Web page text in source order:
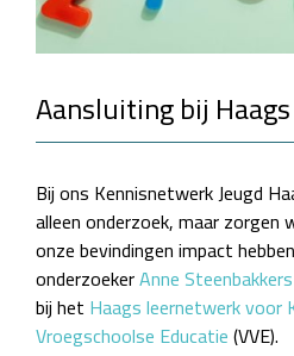
Aansluiting bij
Bij ons Kennisnetwerk Jeugd
alleen onderzoek, maar
onze bevindingen impact
onderzoekerAnne Steenbakkers
bij het Haags leernetwerk voor
Vroegschoolse Educatie(VVE).